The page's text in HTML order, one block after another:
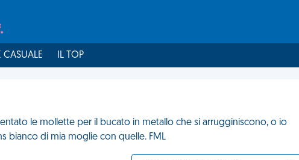
CASUALE IL TOP
le mollette per il bucato in metallo che si arrugginiscono, o io
bianco di mia moglie con quelle. FML